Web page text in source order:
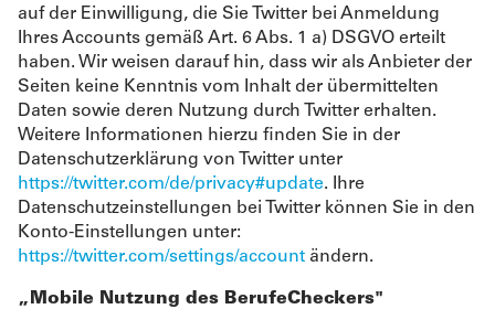
auf der Einwilligung, die Sie Twitter bei Anmeldung
Ihres Accounts gemäß Art. 6 Abs. 1 a) DSGVO erteilt
haben. Wir weisen darauf hin, dass wir als Anbieter der
Seiten keine Kenntnis vom Inhalt der übermittelten
Daten sowie deren Nutzung durch Twitter erhalten.
Weitere Informationen hierzu finden Sie in der
Datenschutzerklärung von Twitter unter
https://twitter.com/de/privacy#update. Ihre
Datenschutzeinstellungen bei Twitter können Sie in den
Konto-Einstellungen unter:
https://twitter.com/settings/account ändern.
„Mobile Nutzung des BerufeCheckers"